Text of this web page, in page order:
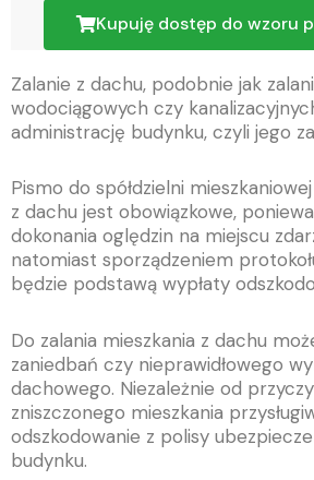
Kupuję dostęp do wzoru
Zalanie z dachu, podobnie jak
wodociągowych czy
administrację budynku, czyli jego
Pismo do spółdzielni
z dachu jest obowiązkowe,
dokonania oględzin na miejscu
natomiast sporządzeniem
będzie podstawą wypłaty
Do zalania mieszkania z dachu
zaniedbań czy nieprawidłowego
dachowego. Niezależnie od
zniszczonego mieszkania
odszkodowanie z polisy
budynku.